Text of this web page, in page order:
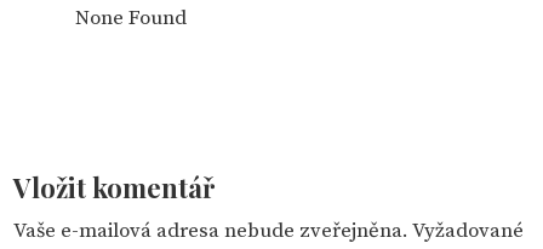
None Found
Vložit komentář
Vaše e-mailová adresa nebude zveřejněna. Vyžadované